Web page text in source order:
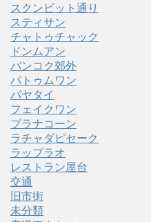
スクンビット通り
スティサン
チャトゥチャック
ドンムアン
バンコク郊外
パトゥムワン
パヤタイ
フェイクワン
プラナコーン
ラチャダピセーク
ラップラオ
レストラン屋台
交通
旧市街
未分類